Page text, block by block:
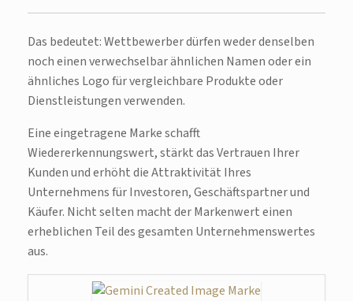
Das bedeutet: Wettbewerber dürfen weder denselben
noch einen verwechselbar ähnlichen Namen oder ein
ähnliches Logo für vergleichbare Produkte oder
Dienstleistungen verwenden.
Eine eingetragene Marke schafft
Wiedererkennungswert, stärkt das Vertrauen Ihrer
Kunden und erhöht die Attraktivität Ihres
Unternehmens für Investoren, Geschäftspartner und
Käufer. Nicht selten macht der Markenwert einen
erheblichen Teil des gesamten Unternehmenswertes
aus.